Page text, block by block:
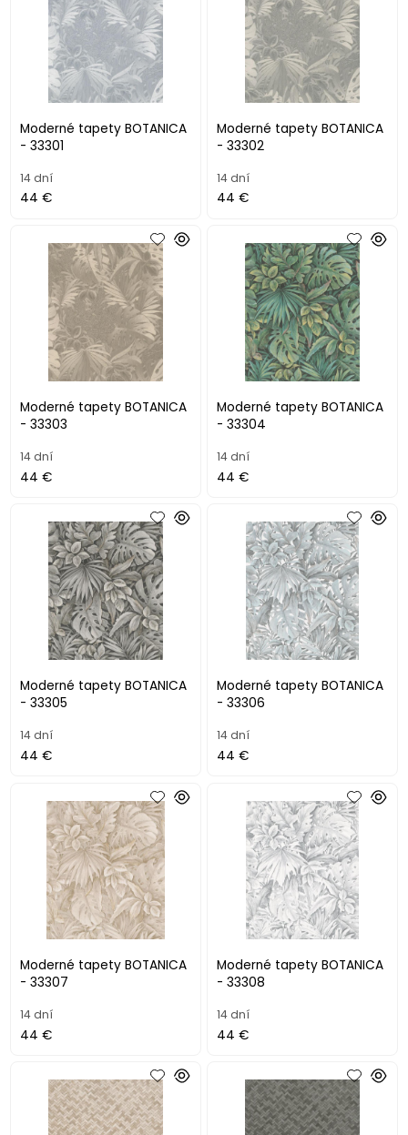
Moderné tapety BOTANICA
- 33301
14 dní
44 €
Moderné tapety BOTANICA
- 33302
14 dní
44 €
Moderné tapety BOTANICA
- 33303
14 dní
44 €
Moderné tapety BOTANICA
- 33304
14 dní
44 €
Moderné tapety BOTANICA
- 33305
14 dní
44 €
Moderné tapety BOTANICA
- 33306
14 dní
44 €
Moderné tapety BOTANICA
- 33307
14 dní
44 €
Moderné tapety BOTANICA
- 33308
14 dní
44 €